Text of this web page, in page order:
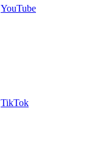
YouTube
TikTok